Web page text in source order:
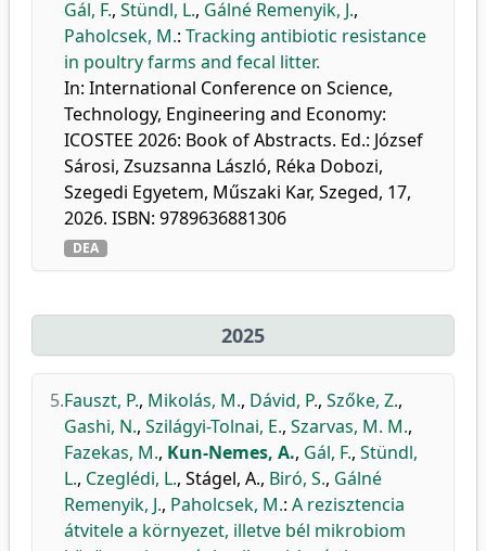
Gál, F., Stündl, L., Gálné Remenyik, J.,
Paholcsek, M.: Tracking antibiotic resistance
in poultry farms and fecal litter.
In: International Conference on Science,
Technology, Engineering and Economy:
ICOSTEE 2026: Book of Abstracts. Ed.: József
Sárosi, Zsuzsanna László, Réka Dobozi,
Szegedi Egyetem, Műszaki Kar, Szeged, 17,
2026. ISBN: 9789636881306
DEA
2025
5.Fauszt, P., Mikolás, M., Dávid, P., Szőke, Z.,
Gashi, N., Szilágyi-Tolnai, E., Szarvas, M. M.,
Fazekas, M., Kun-Nemes, A., Gál, F., Stündl,
L., Czeglédi, L., Stágel, A., Biró, S., Gálné
Remenyik, J., Paholcsek, M.: A rezisztencia
átvitele a környezet, illetve bél mikrobiom